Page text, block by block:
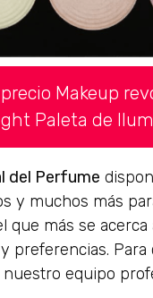
Makeup
Paleta de
del Perfume
y muchos más
que más se acerca
preferencias. Para
equipo